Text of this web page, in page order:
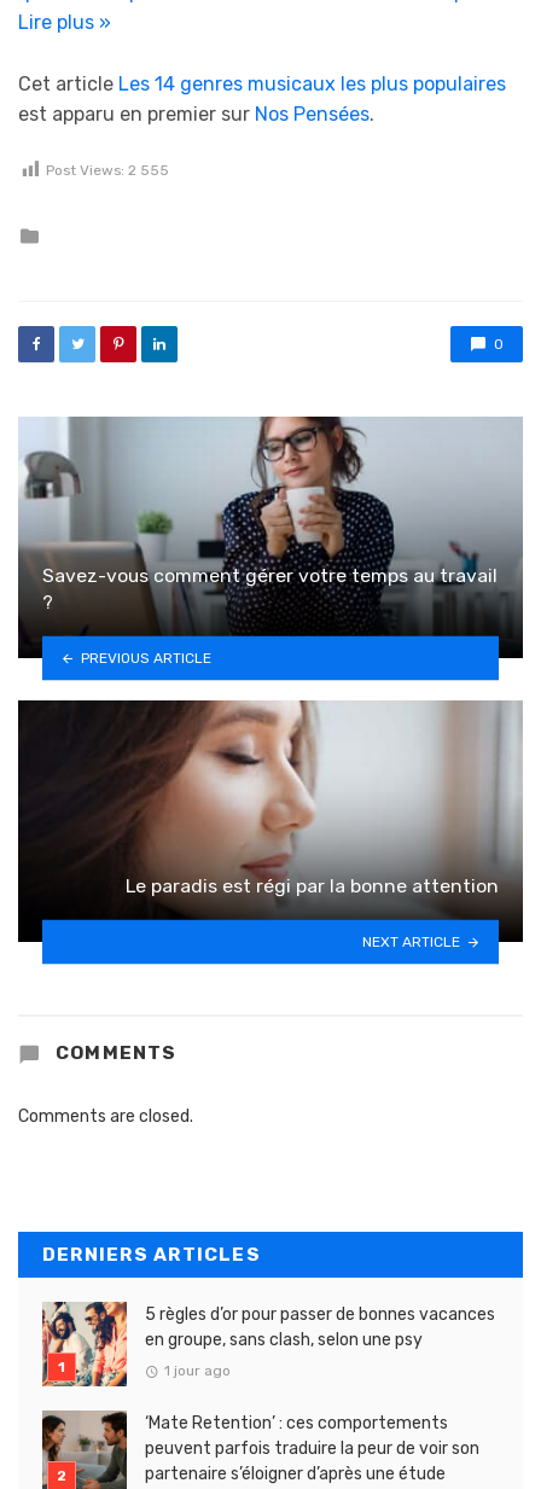
Lire plus »
Cet article Les 14 genres musicaux les plus populaires
est apparu en premier sur Nos Pensées.
Post Views: 2 555
0
Savez-vous comment gérer votre temps au travail
?
PREVIOUS ARTICLE
Le paradis est régi par la bonne attention
NEXT ARTICLE
COMMENTS
Comments are closed.
DERNIERS ARTICLES
5 règles d’or pour passer de bonnes vacances
en groupe, sans clash, selon une psy
1 jour ago
‘Mate Retention’ : ces comportements
peuvent parfois traduire la peur de voir son
partenaire s’éloigner d’après une étude